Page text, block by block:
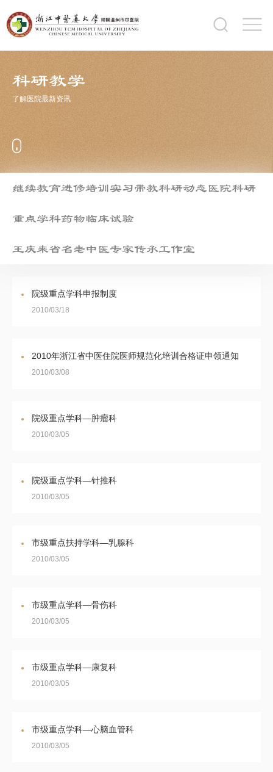
科研教学
了解医院最新资讯
继续教育进修培训实习带教科研动态医院科研
重点学科药物临床试验
王庆来省名老中医专家传承工作室
院级重点学科申报制度
2010/03/18
2010年浙江省中医住院医师规范化培训合格证申领通知
2010/03/08
院级重点学科—肿瘤科
2010/03/05
院级重点学科—针推科
2010/03/05
市级重点扶持学科—乳腺科
2010/03/05
市级重点学科—骨伤科
2010/03/05
市级重点学科—康复科
2010/03/05
市级重点学科—心脑血管科
2010/03/05